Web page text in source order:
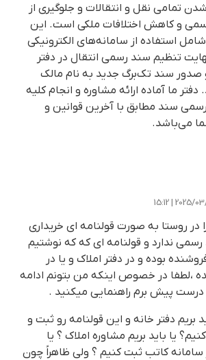
تمامی نقل و انتقالات و جلوگیری از
و کاهش اختلافات ملکی است. این
شامل استفاده از سامانه‌های الکترونیکی
تنظیم سند رسمی انتقال در دفتر
صدور سند تک‌برگ جدید به نام مالک
ما آماده ارائه مشاوره و انجام کلیه
رسمی سند مطابق با آخرین قوانین و
می‌باشد.
در روستا به صورت قولنامه ای خریداری
ندارد و قولنامه ای که که نوشتیم
بوده و در دفتر املاک و یا در
،لطفا در خصوص اینکه من بتونم ادامه
پیش برم راهنمایی میکنید .
بریم دفتر خانه و این قولنامه رو ثبت و
یا باید بریم مشاوره املاک ؟ یا
سامانه کاتب ثبت کنیم ؟ ولی ظاهراً چون